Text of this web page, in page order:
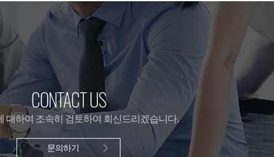
CONTACT US
대하여 조속히 검토하여 회신드리겠습니다.
문의하기